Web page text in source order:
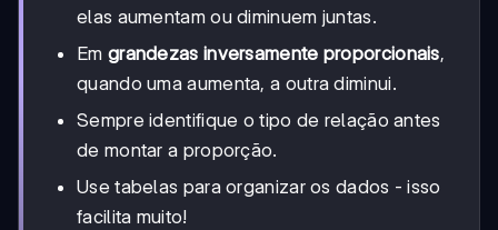
elas aumentam ou diminuem juntas.
Em grandezas inversamente proporcionais,
quando uma aumenta, a outra diminui.
Sempre identifique o tipo de relação antes
de montar a proporção.
Use tabelas para organizar os dados - isso
facilita muito!